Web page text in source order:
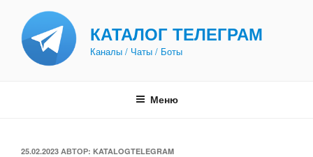
содержимому
КАТАЛОГ ТЕЛЕГРАМ
Каналы / Чаты / Боты
Меню
ОПУБЛИКОВАНО
25.02.2023 АВТОР: KATALOGTELEGRAM